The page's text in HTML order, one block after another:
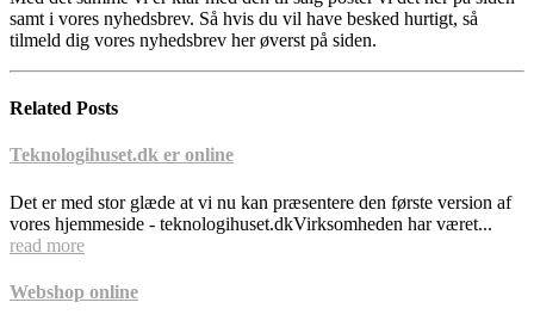
samt i vores nyhedsbrev. Så hvis du vil have besked hurtigt, så
tilmeld dig vores nyhedsbrev her øverst på siden.
Related Posts
Teknologihuset.dk er online
Det er med stor glæde at vi nu kan præsentere den første version af
vores hjemmeside - teknologihuset.dkVirksomheden har været...
read more
Webshop online